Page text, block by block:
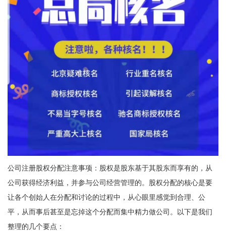
公司注册股权分配注意事项：股权是股东基于其股东而享有的，从
公司获得经济利益，并参与公司经营管理的。股权分配的核心是要
让各个创始人在分配和讨论的过程中，从心眼里感觉到合理、公
平，从而事后甚至是忘掉这个分配而集中精力做公司。以下是我们
整理的几个要点：